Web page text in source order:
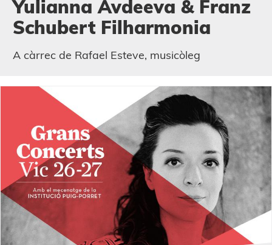
Yulianna Avdeeva & Franz
Schubert Filharmonia
A càrrec de Rafael Esteve, musicòleg